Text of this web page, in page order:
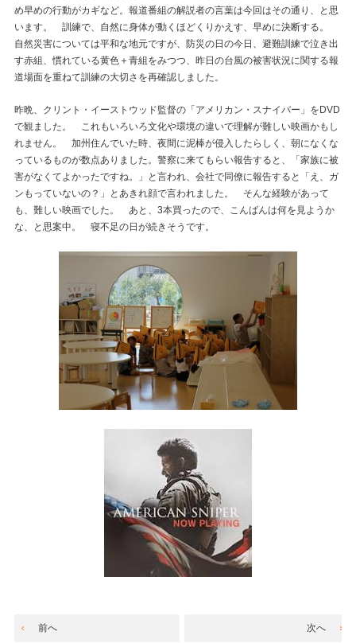
め早めの行動がカギなど。報道番組の解説者の言葉は今回はその通り、と思
います。 訓練で、自然に身体が動くほどくりかえす、早めに決断する。
自然災害については平和な地元ですが、防災の日の今日、避難訓練で泣き出
す赤組、慣れている黄色＋青組をみつつ、昨日の台風の被害状況に関する報
道場面を重ねて訓練の大切さを再確認しました。
昨晩、クリント・イーストウッド監督の「アメリカン・スナイパー」をDVD
で観ました。 これもいろいろ文化や環境の違いで理解が難しい映画かもし
れません。 加州住んでいた時、夜間に泥棒が侵入したらしく、朝になくな
っているものが数点ありました。警察に来てもらい報告すると、「家族に被
害がなくてよかったですね。」と言われ、会社で同僚に報告すると「え、ガ
ンもっていないの？」とあきれ顔で言われました。 そんな経験があって
も、難しい映画でした。 あと、3本買ったので、こんばんは何を見ようか
な、と思案中。 寝不足の日が続きそうです。
前へ 次へ